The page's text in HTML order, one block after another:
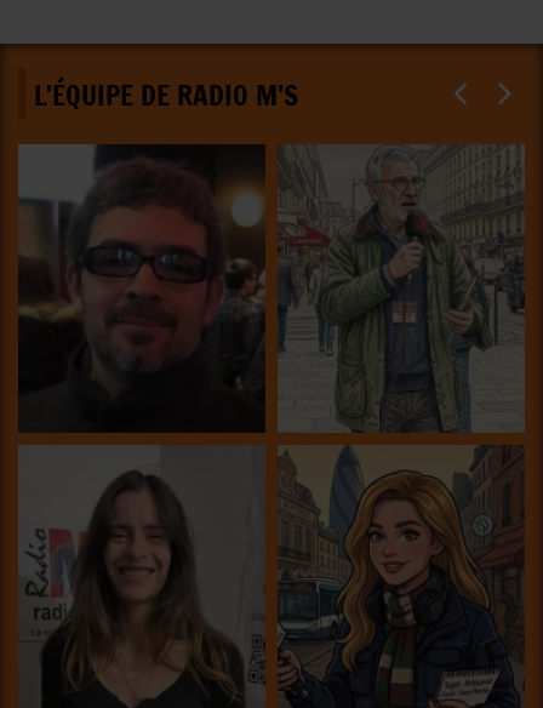
L'ÉQUIPE DE RADIO M'S